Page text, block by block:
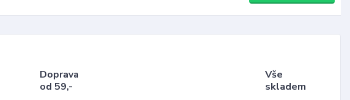
Doprava
od 59,-
Vše
skladem